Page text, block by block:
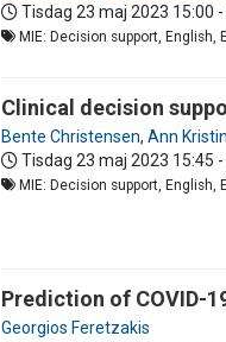
Tisdag 23 maj 2023 15:00
MIE: Decision support, English,
Clinical decision
Bente Christensen, Ann
Tisdag 23 maj 2023 15:45
MIE: Decision support, English,
Prediction of COVID-
Georgios Feretzakis